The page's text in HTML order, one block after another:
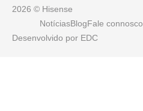
2026 © Hisense
NotíciasBlogFale connosco
Desenvolvido por EDC